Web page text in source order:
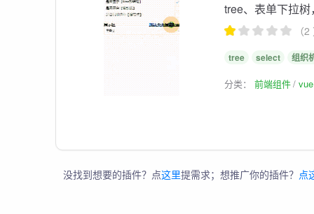
tree、表单下拉
（
tree select 组织
分类：前端组件
没找到想要的插件？点这里提需求；想推广你的插件？ 点